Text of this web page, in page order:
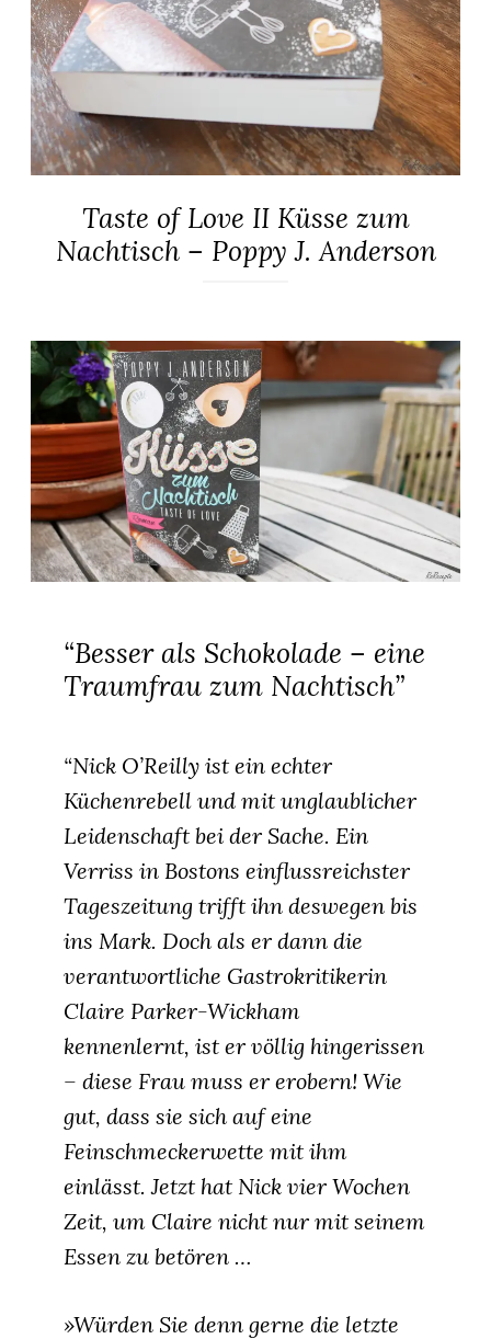
ALLGEMEIN
ROMANE
Taste of Love II Küsse zum
Nachtisch – Poppy J. Anderson
2017
“Besser als Schokolade – eine
Traumfrau zum Nachtisch”
“Nick O’Reilly ist ein echter
Küchenrebell und mit unglaublicher
Leidenschaft bei der Sache. Ein
Verriss in Bostons einflussreichster
Tageszeitung trifft ihn deswegen bis
ins Mark. Doch als er dann die
verantwortliche Gastrokritikerin
Claire Parker-Wickham
kennenlernt, ist er völlig hingerissen
– diese Frau muss er erobern! Wie
gut, dass sie sich auf eine
Feinschmeckerwette mit ihm
einlässt. Jetzt hat Nick vier Wochen
Zeit, um Claire nicht nur mit seinem
Essen zu betören …
»Würden Sie denn gerne die letzte